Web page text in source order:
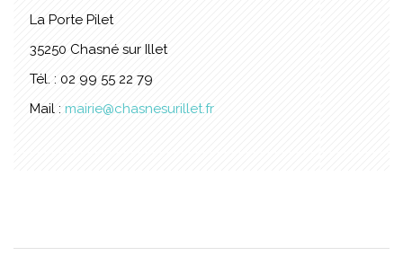
La Porte Pilet
35250 Chasné sur Illet
Tél. : 02 99 55 22 79
Mail : mairie@chasnesurillet.fr